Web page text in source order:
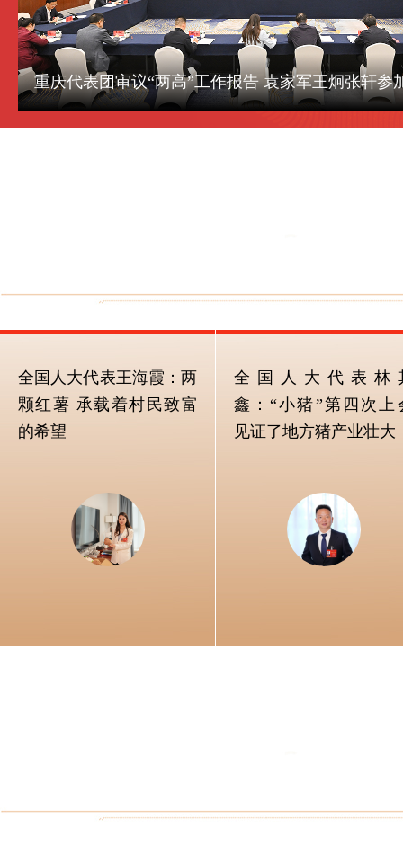
重庆代表团审议“两高”工作报告 袁家军王炯张轩参
全国人大代表王海霞：两
颗红薯 承载着村民致富
的希望
全国人大代表林
鑫：“小猪”第四次上
见证了地方猪产业壮大